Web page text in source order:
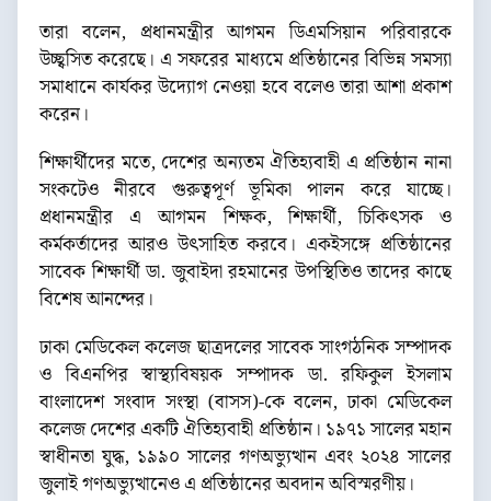
তারা বলেন, প্রধানমন্ত্রীর আগমন ডিএমসিয়ান পরিবারকে
উচ্ছ্বসিত করেছে। এ সফরের মাধ্যমে প্রতিষ্ঠানের বিভিন্ন সমস্যা
সমাধানে কার্যকর উদ্যোগ নেওয়া হবে বলেও তারা আশা প্রকাশ
করেন।
শিক্ষার্থীদের মতে, দেশের অন্যতম ঐতিহ্যবাহী এ প্রতিষ্ঠান নানা
সংকটেও নীরবে গুরুত্বপূর্ণ ভূমিকা পালন করে যাচ্ছে।
প্রধানমন্ত্রীর এ আগমন শিক্ষক, শিক্ষার্থী, চিকিৎসক ও
কর্মকর্তাদের আরও উৎসাহিত করবে। একইসঙ্গে প্রতিষ্ঠানের
সাবেক শিক্ষার্থী ডা. জুবাইদা রহমানের উপস্থিতিও তাদের কাছে
বিশেষ আনন্দের।
ঢাকা মেডিকেল কলেজ ছাত্রদলের সাবেক সাংগঠনিক সম্পাদক
ও বিএনপির স্বাস্থ্যবিষয়ক সম্পাদক ডা. রফিকুল ইসলাম
বাংলাদেশ সংবাদ সংস্থা (বাসস)-কে বলেন, ঢাকা মেডিকেল
কলেজ দেশের একটি ঐতিহ্যবাহী প্রতিষ্ঠান। ১৯৭১ সালের মহান
স্বাধীনতা যুদ্ধ, ১৯৯০ সালের গণঅভ্যুত্থান এবং ২০২৪ সালের
জুলাই গণঅভ্যুত্থানেও এ প্রতিষ্ঠানের অবদান অবিস্মরণীয়।